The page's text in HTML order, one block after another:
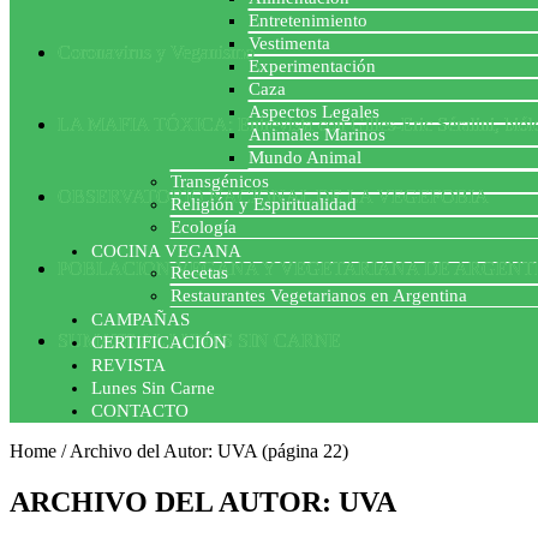
Coronavirus y Veganismo
LA MAFIA TÓXICA: Entrevista con Gilles-Eric Séralini,
OBSERVATORIO NACIONAL DE LA VEGEFOBIA
POBLACION VEGANA Y VEGETARIANA DE
SUMATE AL LUNES SIN CARNE
Entretenimiento
Vestimenta
Experimentación
Caza
Aspectos Legales
Animales Marinos
Mundo Animal
Transgénicos
Religión y Espiritualidad
Ecología
COCINA VEGANA
Recetas
Restaurantes Vegetarianos en Argentina
CAMPAÑAS
CERTIFICACIÓN
REVISTA
Lunes Sin Carne
CONTACTO
Home /Archivo del Autor: UVA (página 22)
ARCHIVO DEL AUTOR: UVA